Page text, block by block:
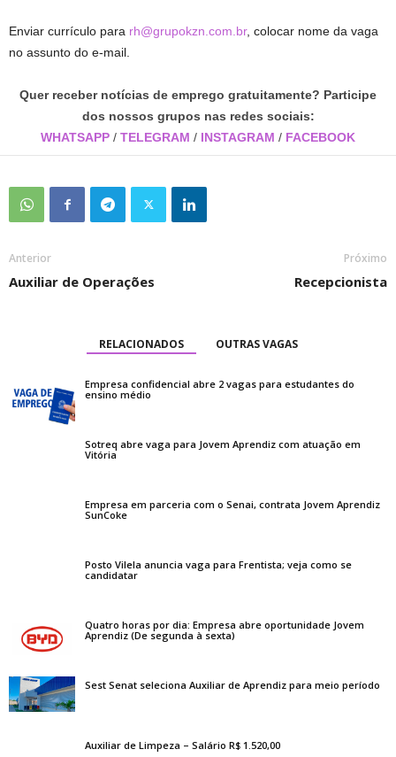
Enviar currículo para rh@grupokzn.com.br, colocar nome da vaga
no assunto do e-mail.
Quer receber notícias de emprego gratuitamente? Participe
dos nossos grupos nas redes sociais:
WHATSAPP / TELEGRAM / INSTAGRAM / FACEBOOK
Anterior
Auxiliar de Operações
Próximo
Recepcionista
RELACIONADOS OUTRAS VAGAS
Empresa confidencial abre 2 vagas para estudantes do
ensino médio
Sotreq abre vaga para Jovem Aprendiz com atuação em
Vitória
Empresa em parceria com o Senai, contrata Jovem Aprendiz
SunCoke
Posto Vilela anuncia vaga para Frentista; veja como se
candidatar
Quatro horas por dia: Empresa abre oportunidade Jovem
Aprendiz (De segunda à sexta)
Sest Senat seleciona Auxiliar de Aprendiz para meio período
Auxiliar de Limpeza – Salário R$ 1.520,00